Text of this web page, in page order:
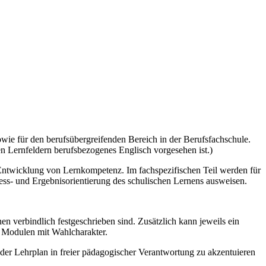
für den berufsübergreifenden Bereich in der Berufsfachschule.
Lernfeldern berufsbezogenes Englisch vorgesehen ist.)
von Lernkompetenz. Im fachspezifischen Teil werden für
und Ergebnisorientierung des schulischen Lernens ausweisen.
verbindlich festgeschrieben sind. Zusätzlich kann jeweils ein
mit Wahlcharakter.
Lehrplan in freier pädagogischer Verantwortung zu akzentuieren